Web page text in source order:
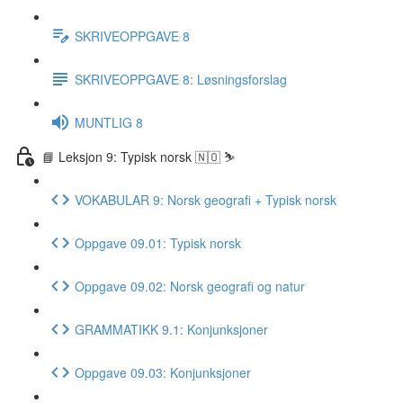
SKRIVEOPPGAVE 8
SKRIVEOPPGAVE 8: Løsningsforslag
MUNTLIG 8
📘 Leksjon 9: Typisk norsk 🇳🇴 ⛷
VOKABULAR 9: Norsk geografi + Typisk norsk
Oppgave 09.01: Typisk norsk
Oppgave 09.02: Norsk geografi og natur
GRAMMATIKK 9.1: Konjunksjoner
Oppgave 09.03: Konjunksjoner